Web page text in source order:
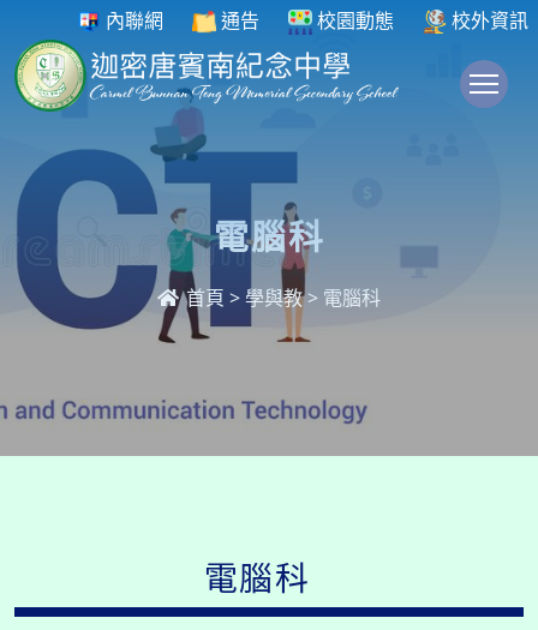
內聯網 通告 校園動態 校外資訊
電腦科
首頁 >學與教> 電腦科
電腦科